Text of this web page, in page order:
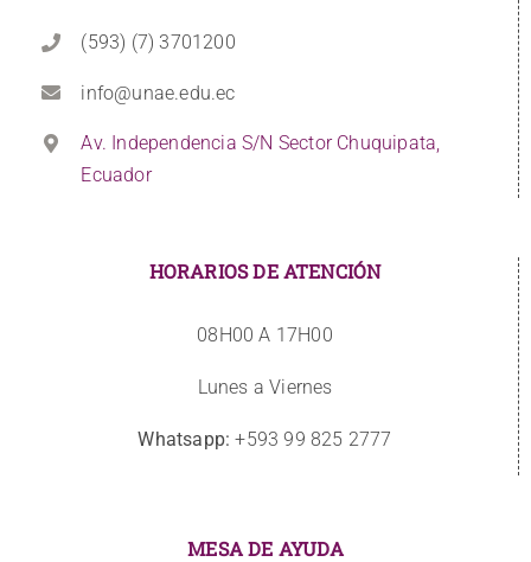
(593) (7) 3701200
info@unae.edu.ec
Av. Independencia S/N Sector Chuquipata,
Ecuador
HORARIOS DE ATENCIÓN
08H00 A 17H00
Lunes a Viernes
Whatsapp: +593 99 825 2777
MESA DE AYUDA